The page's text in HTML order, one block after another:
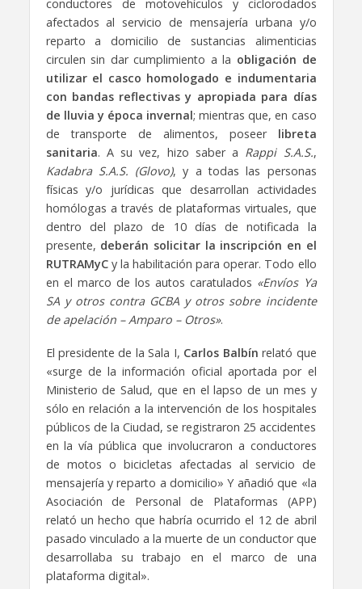
conductores de motovehículos y ciclorodados
afectados al servicio de mensajería urbana y/o
reparto a domicilio de sustancias alimenticias
circulen sin dar cumplimiento a la obligación de
utilizar el casco homologado e indumentaria
con bandas reflectivas y apropiada para días
de lluvia y época invernal; mientras que, en caso
de transporte de alimentos, poseer libreta
sanitaria. A su vez, hizo saber a Rappi S.A.S.,
Kadabra S.A.S. (Glovo), y a todas las personas
físicas y/o jurídicas que desarrollan actividades
homólogas a través de plataformas virtuales, que
dentro del plazo de 10 días de notificada la
presente, deberán solicitar la inscripción en el
RUTRAMyCy la habilitación para operar. Todo ello
en el marco de los autos caratulados «Envíos Ya
SA y otros contra GCBA y otros sobre incidente
de apelación – Amparo – Otros».
El presidente de la Sala I, Carlos Balbín relató que
«surge de la información oficial aportada por el
Ministerio de Salud, que en el lapso de un mes y
sólo en relación a la intervención de los hospitales
públicos de la Ciudad, se registraron 25 accidentes
en la vía pública que involucraron a conductores
de motos o bicicletas afectadas al servicio de
mensajería y reparto a domicilio» Y añadió que «la
Asociación de Personal de Plataformas (APP)
relató un hecho que habría ocurrido el 12 de abril
pasado vinculado a la muerte de un conductor que
desarrollaba su trabajo en el marco de una
plataforma digital».